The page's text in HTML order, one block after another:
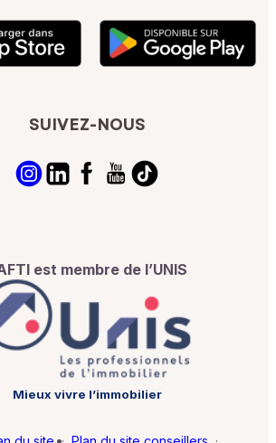
SUIVEZ-NOUS
est membre de l’UNIS
Mieux vivre l’immobilier